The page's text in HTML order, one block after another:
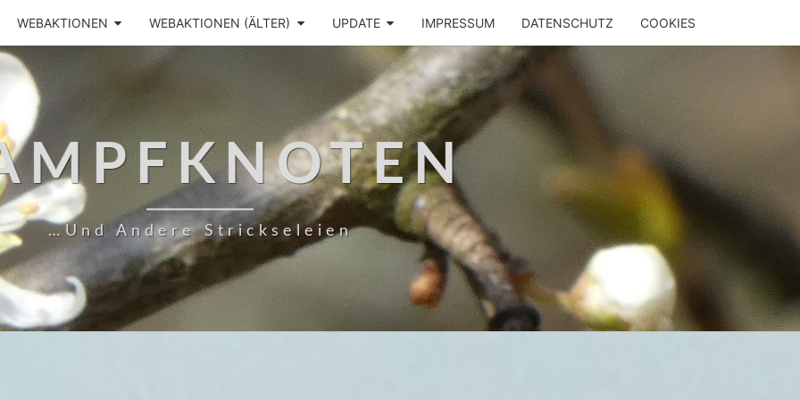
WEBAKTIONEN WEBAKTIONEN (ÄLTER) UPDATE IMPRESSUM DATENSCHUTZ COOKIES
…und Andere Strickseleien